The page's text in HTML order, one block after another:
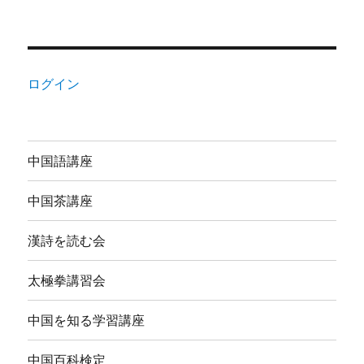
ログイン
中国語講座
中国茶講座
漢詩を読む会
太極拳講習会
中国を知る学習講座
中国百科検定